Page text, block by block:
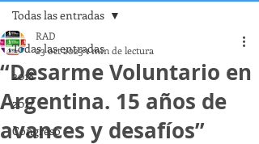
Todas las entradas
2018
2017
Congreso
Todas las entradas
“Desarme Voluntario en
Argentina. 15 años de
avances y desafíos”
RAD
23 oct 20231 min de lectura